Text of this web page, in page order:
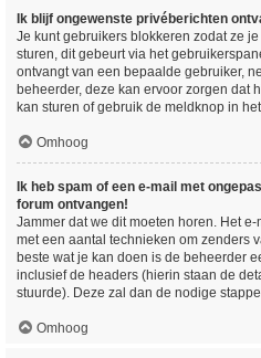
Ik blijf ongewenste privéberichten
Je kunt gebruikers blokkeren zodat ze
sturen, dit gebeurt via het
ontvangt van een bepaalde gebruiker,
beheerder, deze kan ervoor zorgen dat
kan sturen of gebruik de meldknop in
Omhoog
Ik heb spam of een e-mail met
forum ontvangen!
Jammer dat we dit moeten horen. Het
met een aantal technieken om zenders
beste wat je kan doen is de beheerder
inclusief de headers (hierin staan de
stuurde). Deze zal dan de nodige
Omhoog